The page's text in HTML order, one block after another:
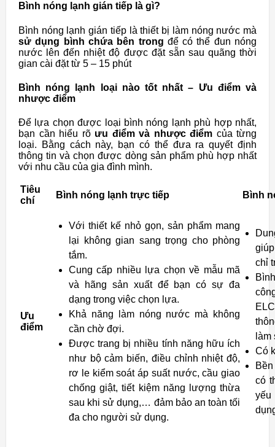
Bình nóng lạnh gián tiếp là gì?
Bình nóng lạnh gián tiếp là thiết bị làm nóng nước mà
sử dụng bình chứa bên trong để có thể đun nóng
nước lên đến nhiệt độ được đặt sẵn sau quãng thời
gian cài đặt từ 5 – 15 phút
Bình nóng lạnh loại nào tốt nhất – Ưu điểm và
nhược điểm
Để lựa chọn được loại bình nóng lạnh phù hợp nhất,
bạn cần hiểu rõ ưu điểm và nhược điểm của từng
loại. Bằng cách này, bạn có thể đưa ra quyết định
thông tin và chọn được dòng sản phẩm phù hợp nhất
với nhu cầu của gia đình mình.
Tiêu
chí
Bình nóng lạnh trực tiếp Bình
Ưu
điểm
Với thiết kế nhỏ gọn, sản phẩm mang
lại không gian sang trọng cho phòng
tắm.
Cung cấp nhiều lựa chọn về mẫu mã
và hãng sản xuất để bạn có sự đa
dạng trong việc chọn lựa.
Khả năng làm nóng nước mà không
cần chờ đợi.
Được trang bị nhiều tính năng hữu ích
như bộ cảm biến, điều chỉnh nhiệt độ,
rơ le kiểm soát áp suất nước, cầu giao
chống giật, tiết kiệm năng lượng thừa
sau khi sử dụng,… đảm bảo an toàn tối
đa cho người sử dụng.
chỉ
làm
Có
có
yếu